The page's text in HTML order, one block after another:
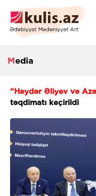
Media
“Heydər Əliyev və
təqdimatı keçirildi